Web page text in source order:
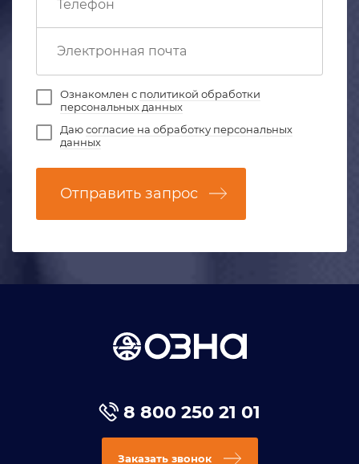
Ознакомлен с политикой обработки
персональных данных
Даюсогласие на обработку персональных
данных
Отправить запрос
8 800 250 21 01
Заказать звонок